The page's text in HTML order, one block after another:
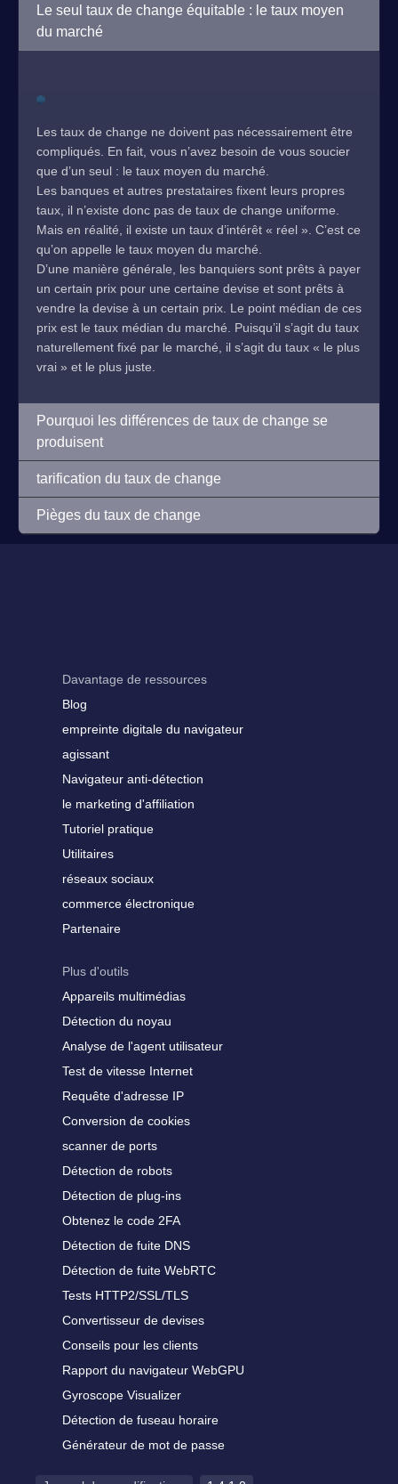
Le seul taux de change équitable : le taux moyen
du marché
Les taux de change ne doivent pas nécessairement être
compliqués. En fait, vous n’avez besoin de vous soucier
que d’un seul : le taux moyen du marché.
Les banques et autres prestataires fixent leurs propres
taux, il n’existe donc pas de taux de change uniforme.
Mais en réalité, il existe un taux d’intérêt « réel ». C’est ce
qu’on appelle le taux moyen du marché.
D’une manière générale, les banquiers sont prêts à payer
un certain prix pour une certaine devise et sont prêts à
vendre la devise à un certain prix. Le point médian de ces
prix est le taux médian du marché. Puisqu’il s’agit du taux
naturellement fixé par le marché, il s’agit du taux « le plus
vrai » et le plus juste.
Pourquoi les différences de taux de change se
produisent
tarification du taux de change
Pièges du taux de change
Davantage de ressources
Blog
empreinte digitale du navigateur
agissant
Navigateur anti-détection
le marketing d'affiliation
Tutoriel pratique
Utilitaires
réseaux sociaux
commerce électronique
Partenaire
Plus d'outils
Appareils multimédias
Détection du noyau
Analyse de l'agent utilisateur
Test de vitesse Internet
Requête d'adresse IP
Conversion de cookies
scanner de ports
Détection de robots
Détection de plug-ins
Obtenez le code 2FA
Détection de fuite DNS
Détection de fuite WebRTC
Tests HTTP2/SSL/TLS
Convertisseur de devises
Conseils pour les clients
Rapport du navigateur WebGPU
Gyroscope Visualizer
Détection de fuseau horaire
Générateur de mot de passe